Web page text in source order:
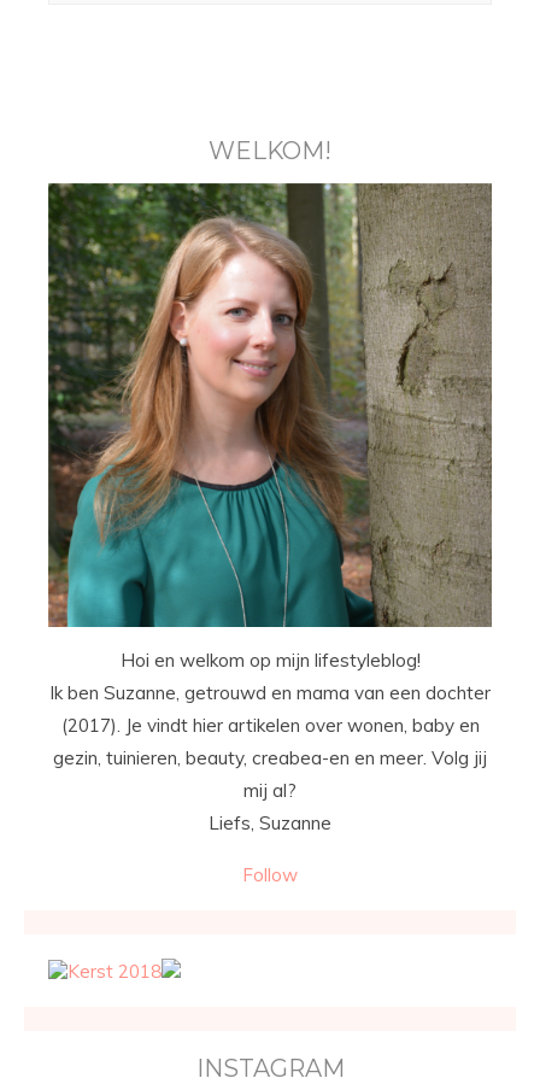
WELKOM!
Hoi en welkom op mijn lifestyleblog!
Ik ben Suzanne, getrouwd en mama van een dochter
(2017). Je vindt hier artikelen over wonen, baby en
gezin, tuinieren, beauty, creabea-en en meer. Volg jij
mij al?
Liefs, Suzanne
Follow
INSTAGRAM